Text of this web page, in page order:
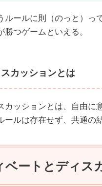
ートとは特定のテーマを
賛否両論のテーマを設定す
決められた順番・時間内
第三者が勝ち負けを決める
ルールに則（のっと）っ
勝つゲームといえる。